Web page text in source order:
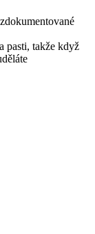
pasti, takže když